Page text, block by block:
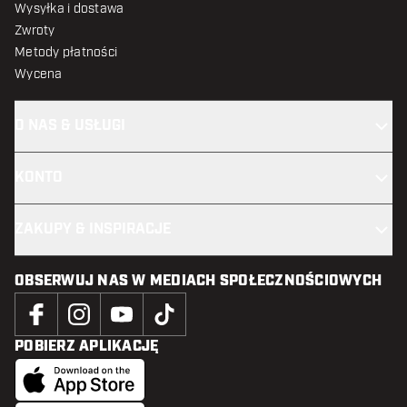
Wysyłka i dostawa
Zwroty
Metody płatności
Wycena
OBSERWUJ NAS W MEDIACH SPOŁECZNOŚCIOWYCH
POBIERZ APLIKACJĘ